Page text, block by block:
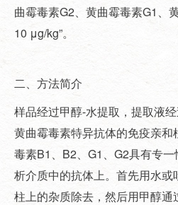
曲霉毒素G2、黄曲霉毒素G1、
10 μg/kg”。
二、方法简介
样品经过甲醇-水提取，提取液
黄曲霉毒素特异抗体的免疫亲
毒素B1、B2、G1、G2具有专
析介质中的抗体上。首先用水
柱上的杂质除去，然后用甲醇通